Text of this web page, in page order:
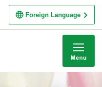
Foreign Language